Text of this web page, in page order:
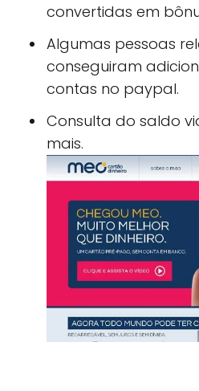
convertidas em
Algumas pessoas
conseguiram
contas no paypal.
Consulta do saldo
mais.